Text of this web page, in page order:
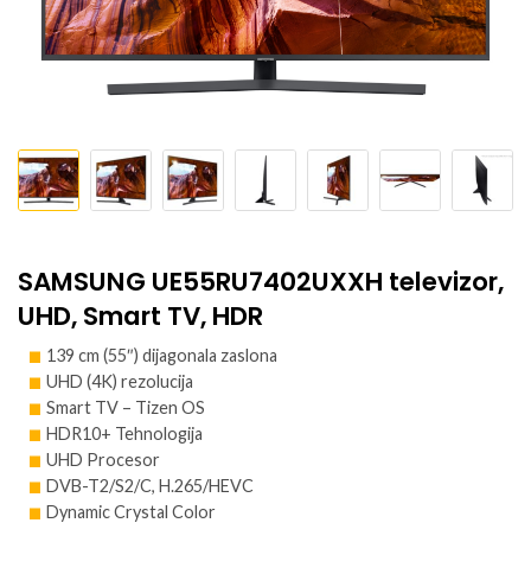
SAMSUNG UE55RU7402UXXH televizor,
UHD, Smart TV, HDR
139 cm (55″) dijagonala zaslona
UHD (4K) rezolucija
Smart TV – Tizen OS
HDR10+ Tehnologija
UHD Procesor
DVB-T2/S2/C, H.265/HEVC
Dynamic Crystal Color